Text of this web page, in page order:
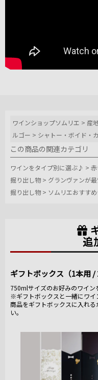
ワインショップソムリエ > 産
ルゴー > シャトー・ボイド
この商品の関連カテゴリ
ワインをタイプ別に選ぶ♪ >
掘り出し物 > グランヴァンが
掘り出し物 > ソムリエおすす
追
ギフトボックス（1本用 /
750mlサイズのお好みのワイン
※ギフトボックスと一緒にワイ
商品をギフトボックスに入れ
い。